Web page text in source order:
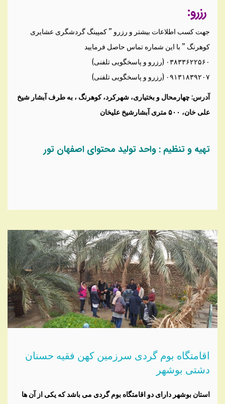
رزرو:
جهت کسب اطلاعات بیشتر و رزرو ” کمپینگ گردشگری عشایری
کوهرنگ ” با این شماره تماس حاصل فرمایید
۰۳۸۳۳۶۲۲۵۶۰ (رزرو و پاسخگویی تلفنی)
۰۹۱۳۱۸۳۹۲۰۷ (رزرو و پاسخگویی تلفنی)
آدرس: چهارمحال‌ و ‌بختیاری، شهرکرد، کوهرنگ ، به طرف آبشار شیخ
علی خان، ۵۰۰ متری آبشارشیخ علیخان
تهیه و تنظیم : واحد تولید محتوای اصفهان تور
اقامتگاه بوم گردی سرزمین کهن فقیه حسنان
دشتی بوشهر
استان بوشهر دارای دو اقامتگاه بوم گردی می باشد که یکی از آن ها